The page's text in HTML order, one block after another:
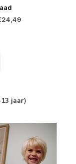
jaar)